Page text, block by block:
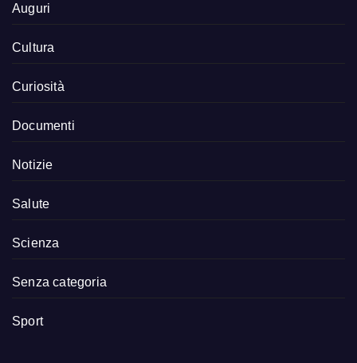
Auguri
Cultura
Curiosità
Documenti
Notizie
Salute
Scienza
Senza categoria
Sport